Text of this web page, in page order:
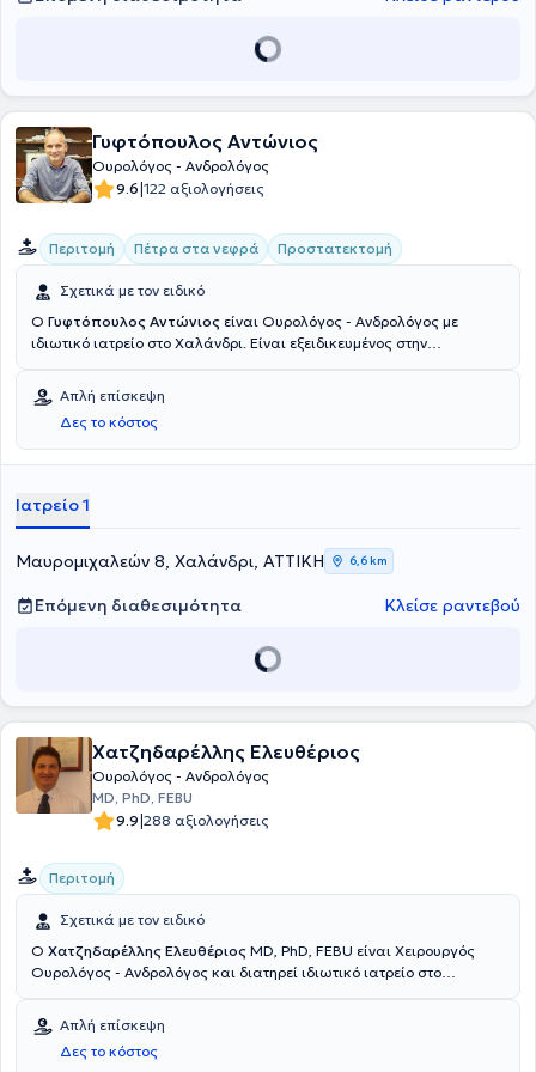
θηλώματα, χειρουργικές παθήσεις νεφρών, κιρσοκήλη, υδροκήλη,
φίμωση, περιτομή, βιοψία προστάτου, τοποθέτηση ταινίας
Γυφτόπουλος Αντώνιος
Ουρολόγος - Ανδρολόγος
9.6|122 αξιολογήσεις
Περιτομή Πέτρα στα νεφρά Προστατεκτομή
Σχετικά με τον ειδικό
Ο Γυφτόπουλος Αντώνιος είναι Ουρολόγος - Ανδρολόγος με
ιδιωτικό ιατρείο στο Χαλάνδρι. Είναι εξειδικευμένος στην
παθήσεις προστάτη. Στο σύγχρονο ιατρείο του παρέχει υπηρεσίες
όπως εξέταση προστάτη, κυστεοσκόπηση, υπέρηχο νεφρών, όρχεων
και ουροδόχου κύστης, καθώς και έλεγχο γονιμότητας.
Απλή επίσκεψη
Δες το κόστος
Ιατρείο 1
Μαυρομιχαλεών 8, Χαλάνδρι, ΑΤΤΙΚΗ 6,6 km
Επόμενη διαθεσιμότητα Κλείσε ραντεβού
Χατζηδαρέλλης Ελευθέριος
Ουρολόγος - Ανδρολόγος
MD, PhD, FEBU
9.9|288 αξιολογήσεις
Περιτομή
Σχετικά με τον ειδικό
Ο Χατζηδαρέλλης Ελευθέριος MD, PhD, FEBU είναι Χειρουργός
Ουρολόγος - Ανδρολόγος και διατηρεί ιδιωτικό ιατρείο στο
Καποδιστριακού Πανεπιστημίου Αθηνών και κάτοχος του
Διπλώματος του Ευρωπαϊκού Κολεγίου Ουρολόγων. Εκπαιδεύτηκε
στη Χειρουργική Ουρολογία στην Πανεπιστημιακή Κλινική του
Απλή επίσκεψη
Δες το κόστος